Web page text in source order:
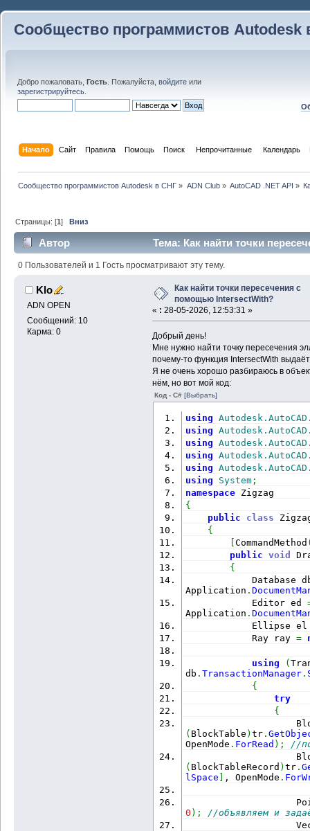
Сообщество программистов Autodesk
Добро пожаловать, Гость . Пожалуйста, войдите или
зарегистрируйтесь
Начало Сайт Правила Помощь Поиск Непрочитанные Календарь
Сообщество программистов Autodesk в СНГ » ADN Club» AutoCAD .NET API »
Страницы: [1]Вниз
Автор
Тема: Как найти точки
(Прочитано 12028 раз)
0 Пользователей и 1 Гость просматривают эту тему.
Klo
ADN OPEN
Сообщений: 10
Карма: 0
Как найти точки пересечения с
помощью IntersectWith?
« : 28-05-2026, 12:53:31 »
Добрый день!
Мне нужно найти точку пересечения
почему-то функция IntersectWith
Я не очень хорошо разбираюсь в
нём, но вот мой код:
Код - C# [Выбрать]
using
using
using
using
using
using
System ;
namespace Zigzag
{
public
class
{
[CommandMethod
public
void
{
Database
Application .
Editor ed
Application .
Ellipse
Ray ray =
using (
db .TransactionManager .
{
try
{
( BlockTable )tr .
OpenMode . ForRead ) ;
//
( BlockTableRecord )tr .
lSpace ] , OpenMode .
Point3d
0 ) ;
//объявляем и
Vector3d